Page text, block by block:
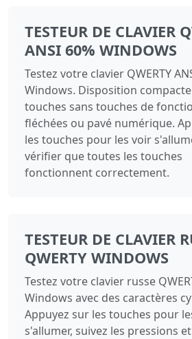
TESTEUR DE CLAVIER
ANSI 60% WINDOWS
Testez votre clavier QWERTY
Windows. Disposition compacte
touches sans touches de
fléchées ou pavé numérique.
les touches pour les voir
vérifier que toutes les touches
fonctionnent correctement.
TESTEUR DE CLAVIER
QWERTY WINDOWS
Testez votre clavier russe
Windows avec des caractères
Appuyez sur les touches pour
s'allumer, suivez les pressions